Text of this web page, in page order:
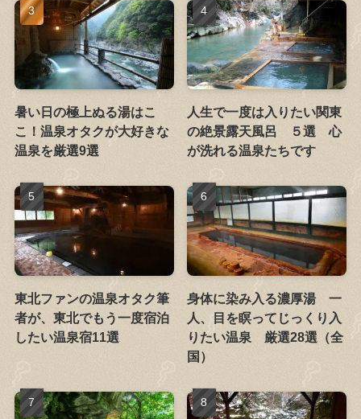
暑い日の極上ぬる湯はこ
こ！温泉オタクが大好きな
温泉を厳選9選
人生で一度は入りたい関東
の絶景露天風呂 ５選 心
が洗れる温泉たちです
東北ファンの温泉オタク筆
者が、東北でもう一度宿泊
したい温泉宿11選
身体に染み入る濃厚湯 一
人、目を瞑ってじっくり入
りたい温泉 厳選28選（全
国）